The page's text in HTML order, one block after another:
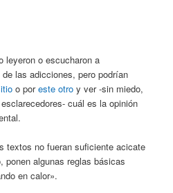
leyeron o escucharon a
las adicciones, pero podrían
o poreste otro y ver -sin miedo,
cuál es la opinión
textos no fueran suficiente acicate
ponen algunas reglas básicas
en calor».